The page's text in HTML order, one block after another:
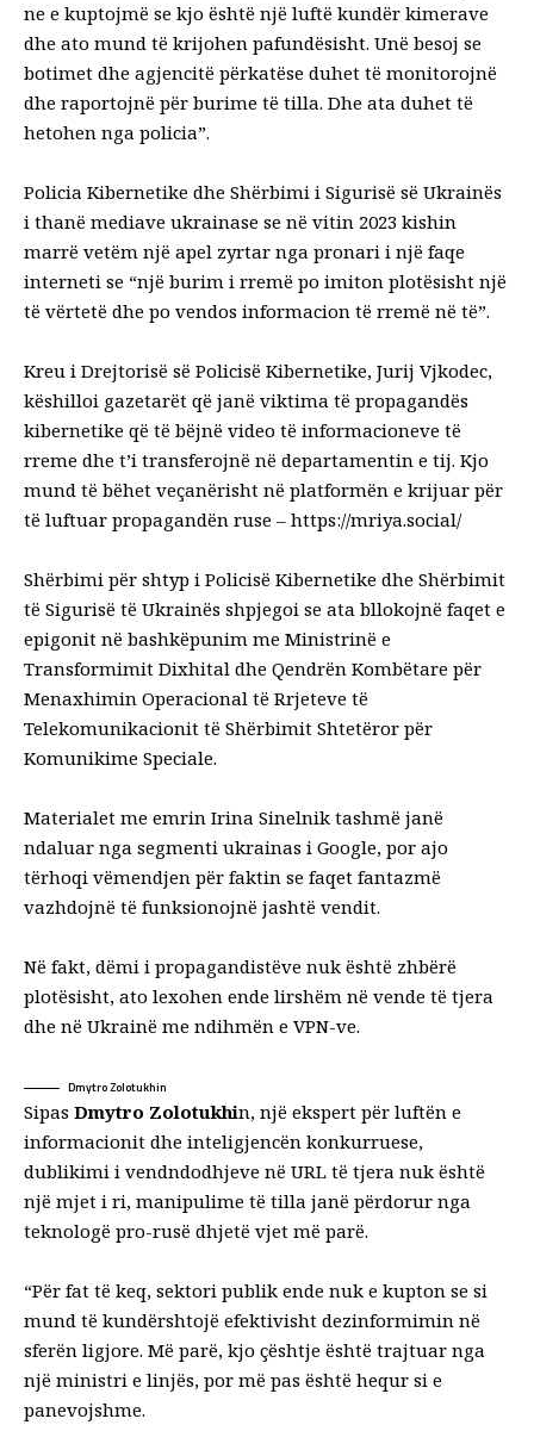
ne e kuptojmë se kjo është një luftë kundër kimerave
dhe ato mund të krijohen pafundësisht. Unë besoj se
botimet dhe agjencitë përkatëse duhet të monitorojnë
dhe raportojnë për burime të tilla. Dhe ata duhet të
hetohen nga policia”.
Policia Kibernetike dhe Shërbimi i Sigurisë së Ukrainës
i thanë mediave ukrainase se në vitin 2023 kishin
marrë vetëm një apel zyrtar nga pronari i një faqe
interneti se “një burim i rremë po imiton plotësisht një
të vërtetë dhe po vendos informacion të rremë në të”.
Kreu i Drejtorisë së Policisë Kibernetike, Jurij Vjkodec,
këshilloi gazetarët që janë viktima të propagandës
kibernetike që të bëjnë video të informacioneve të
rreme dhe t’i transferojnë në departamentin e tij. Kjo
mund të bëhet veçanërisht në platformën e krijuar për
të luftuar propagandën ruse – https://mriya.social/
Shërbimi për shtyp i Policisë Kibernetike dhe Shërbimit
të Sigurisë të Ukrainës shpjegoi se ata bllokojnë faqet e
epigonit në bashkëpunim me Ministrinë e
Transformimit Dixhital dhe Qendrën Kombëtare për
Menaxhimin Operacional të Rrjeteve të
Telekomunikacionit të Shërbimit Shtetëror për
Komunikime Speciale.
Materialet me emrin Irina Sinelnik tashmë janë
ndaluar nga segmenti ukrainas i Google, por ajo
tërhoqi vëmendjen për faktin se faqet fantazmë
vazhdojnë të funksionojnë jashtë vendit.
Në fakt, dëmi i propagandistëve nuk është zhbërë
plotësisht, ato lexohen ende lirshëm në vende të tjera
dhe në Ukrainë me ndihmën e VPN-ve.
Dmytro Zolotukhin
Sipas Dmytro Zolotukhin, një ekspert për luftën e
informacionit dhe inteligjencën konkurruese,
dublikimi i vendndodhjeve në URL të tjera nuk është
një mjet i ri, manipulime të tilla janë përdorur nga
teknologë pro-rusë dhjetë vjet më parë.
“Për fat të keq, sektori publik ende nuk e kupton se si
mund të kundërshtojë efektivisht dezinformimin në
sferën ligjore. Më parë, kjo çështje është trajtuar nga
një ministri e linjës, por më pas është hequr si e
panevojshme.